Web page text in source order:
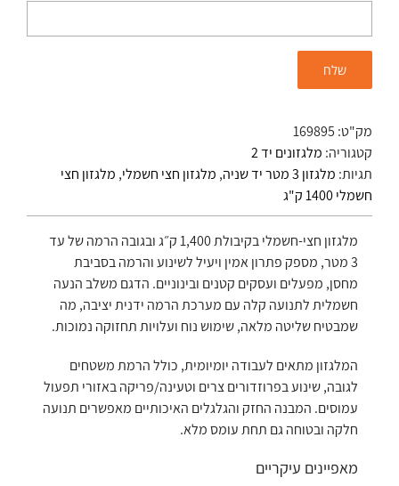
מק"ט: 169895
קטגוריה: מלגזונים יד 2
תגיות: מלגזון 3 מטר יד שניה , מלגזון חצי חשמלי, מלגזון חצי
חשמלי 1400 ק"ג
מלגזון חצי-חשמלי בקיבולת 1,400 ק״ג ובגובה הרמה של עד
3 מטר, מספק פתרון אמין ויעיל לשינוע והרמה בסביבת
מחסן, מפעלים ועסקים קטנים ובינוניים. הדגם משלב הנעה
חשמלית לתנועה קלה עם מערכת הרמה ידנית יציבה, מה
שמבטיח שליטה מלאה, שימוש נוח ועלויות תחזוקה נמוכות.
המלגזון מתאים לעבודה יומיומית, כולל הרמת משטחים
לגובה, שינוע בפרוזדורים צרים וטעינה/פריקה באזורי תפעול
עמוסים. המבנה החזק והגלגלים האיכותיים מאפשרים תנועה
חלקה ובטוחה גם תחת עומס מלא.
מאפיינים עיקריים